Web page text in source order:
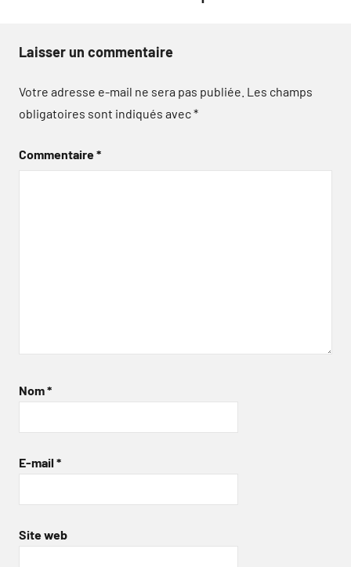
Laisser un commentaire
Votre adresse e-mail ne sera pas publiée. Les champs
obligatoires sont indiqués avec*
Commentaire*
Nom*
E-mail *
Site web